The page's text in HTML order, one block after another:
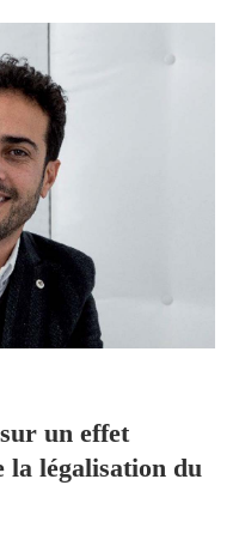
un effet
la légalisation du